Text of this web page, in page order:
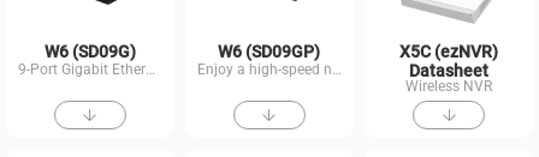
W6 (SD09G)
9-Port Gigabit Ethernet Switch
W6 (SD09GP)
Enjoy a high-speed network.
X5C (ezNVR)
Datasheet
Wireless NVR